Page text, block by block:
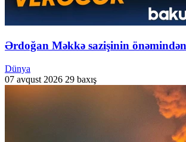
Ərdoğan Məkkə sazişinin önəmindən
Dünya
07 avqust 2026 29 baxış